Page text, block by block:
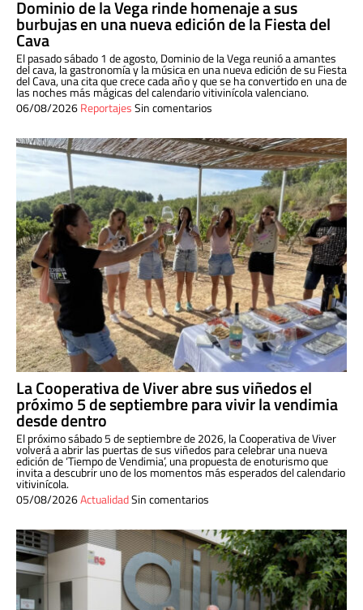
Dominio de la Vega rinde homenaje a sus
burbujas en una nueva edición de la Fiesta del
Cava
El pasado sábado 1 de agosto, Dominio de la Vega reunió a amantes
del cava, la gastronomía y la música en una nueva edición de su Fiesta
del Cava, una cita que crece cada año y que se ha convertido en una de
las noches más mágicas del calendario vitivinícola valenciano.
06/08/2026ReportajesSin comentarios
La Cooperativa de Viver abre sus viñedos el
próximo 5 de septiembre para vivir la vendimia
desde dentro
El próximo sábado 5 de septiembre de 2026, la Cooperativa de Viver
volverá a abrir las puertas de sus viñedos para celebrar una nueva
edición de ‘Tiempo de Vendimia’, una propuesta de enoturismo que
invita a descubrir uno de los momentos más esperados del calendario
vitivinícola.
05/08/2026ActualidadSin comentarios